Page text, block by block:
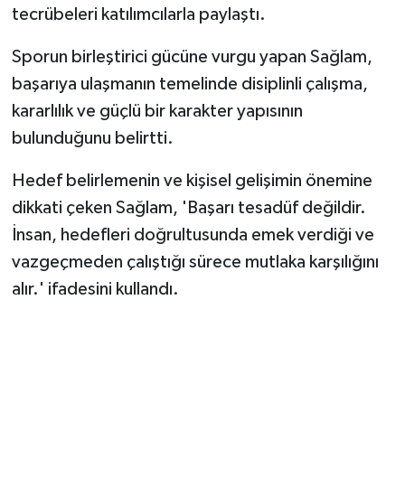
tecrübeleri katılımcılarla paylaştı.
Sporun birleştirici gücüne vurgu yapan Sağlam,
başarıya ulaşmanın temelinde disiplinli çalışma,
kararlılık ve güçlü bir karakter yapısının
bulunduğunu belirtti.
Hedef belirlemenin ve kişisel gelişimin önemine
dikkati çeken Sağlam, 'Başarı tesadüf değildir.
İnsan, hedefleri doğrultusunda emek verdiği ve
vazgeçmeden çalıştığı sürece mutlaka karşılığını
alır.' ifadesini kullandı.
Vasıta